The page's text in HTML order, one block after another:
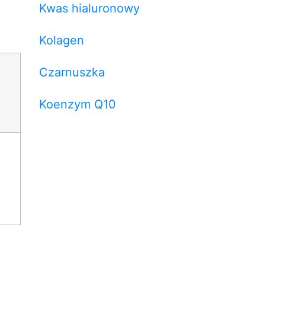
Kwas hialuronowy
Kolagen
Czarnuszka
Koenzym Q10